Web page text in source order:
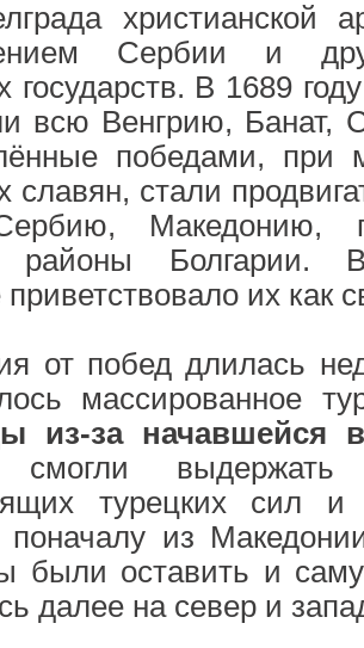
христианской
Сербии и
государств. В 1689
всю Венгрию, Банат,
победами, при
славян, стали
Македонию,
районы Болгарии.
их как
от побед длилась
массированное
из-за начавшейся
выдержать
турецких сил и
поначалу из
были оставить и
далее на север и